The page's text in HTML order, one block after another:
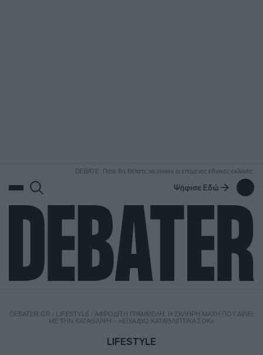
DEBATE: Πότε θα θέλατε να γίνουν οι επόμενες εθνικές εκλογές;
Ψήφισε Εδώ
DEBATER.GR / LIFESTYLE / ΑΦΡΟΔΊΤΗ ΓΡΑΜΜΈΛΗ: Η ΣΚΛΗΡΉ ΜΆΧΗ ΠΟΥ ΔΊΝΕΙ
ΜΕ ΤΗΝ ΚΑΤΆΘΛΙΨΗ – «ΕΊΧΑ ΔΎΟ ΚΑΤΑΘΛΙΠΤΙΚΆ ΣΟΚ»
LIFESTYLE